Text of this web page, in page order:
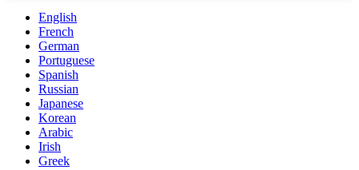
English
French
German
Portuguese
Spanish
Russian
Japanese
Korean
Arabic
Irish
Greek